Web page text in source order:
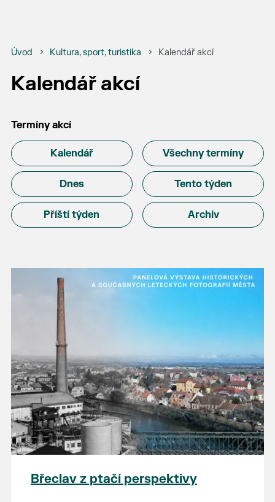
Úvod Kultura, sport, turistika Kalendář akcí
Kalendář akcí
Termíny akcí
Kalendář Všechny termíny
Dnes Tento týden
Příští týden Archiv
Břeclav z ptačí perspektivy